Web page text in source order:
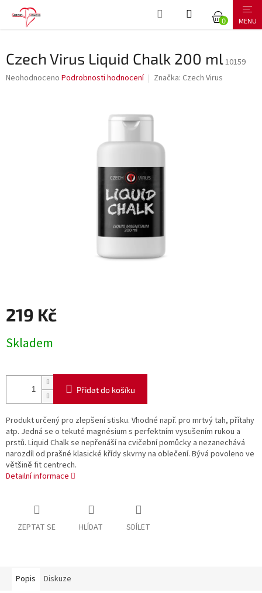
NÁKUPNÍ
Czech Virus Liquid Chalk 200 ml10159
Průměrné
Neohodnoceno Podrobnosti hodnocení Značka: Czech Virus
219 Kč
cena:
Skladem
Přidat do košíku
Produkt určený pro zlepšení stisku. Vhodné např. pro mrtvý tah, přítahy
atp. Jedná se o tekuté magnésium s perfektním vysušením rukou a
prstů. Liquid Chalk se nepřenáší na cvičební pomůcky a nezanechává
narozdíl od prašné klasické křídy skvrny na oblečení. Bývá povoleno ve
většině fit centrech.
Detailní informace
ZEPTAT SE HLÍDAT SDÍLET
Popis Diskuze